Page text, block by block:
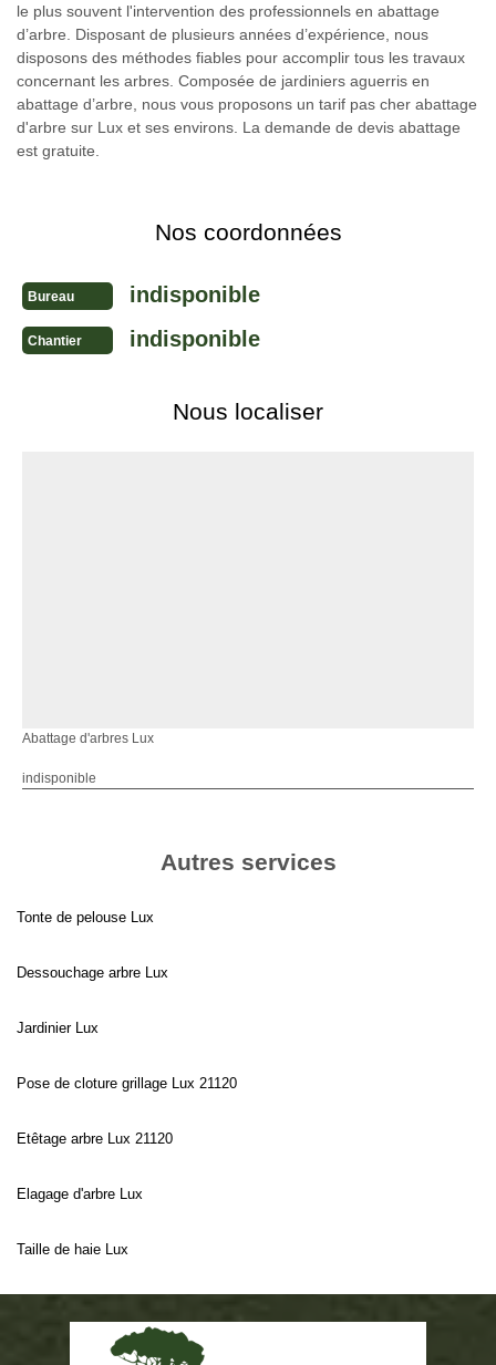
le plus souvent l'intervention des professionnels en abattage
d’arbre. Disposant de plusieurs années d’expérience, nous
disposons des méthodes fiables pour accomplir tous les travaux
concernant les arbres. Composée de jardiniers aguerris en
abattage d’arbre, nous vous proposons un tarif pas cher abattage
d'arbre sur Lux et ses environs. La demande de devis abattage
est gratuite.
Nos coordonnées
Bureau indisponible
Chantier indisponible
Nous localiser
Abattage d'arbres Lux
indisponible
Autres services
Tonte de pelouse Lux
Dessouchage arbre Lux
Jardinier Lux
Pose de cloture grillage Lux 21120
Etêtage arbre Lux 21120
Elagage d'arbre Lux
Taille de haie Lux